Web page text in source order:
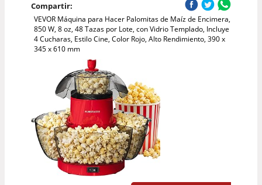
Compartir:
VEVOR Máquina para Hacer Palomitas de Maíz de Encimera,
850 W, 8 oz, 48 Tazas por Lote, con Vidrio Templado, Incluye
4 Cucharas, Estilo Cine, Color Rojo, Alto Rendimiento, 390 x
345 x 610 mm